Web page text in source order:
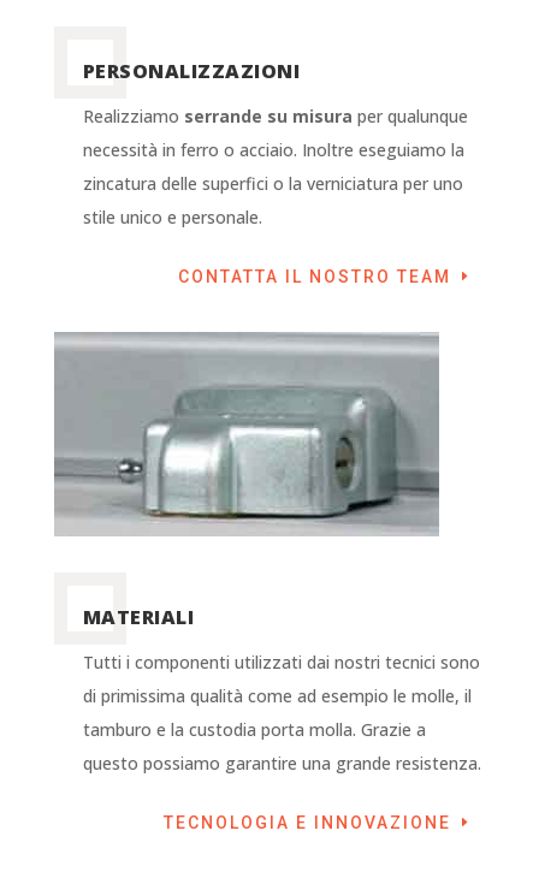
PERSONALIZZAZIONI
Realizziamo serrande su misura per qualunque
necessità in ferro o acciaio. Inoltre eseguiamo la
zincatura delle superfici o la verniciatura per uno
stile unico e personale.
CONTATTA IL NOSTRO TEAM
MATERIALI
Tutti i componenti utilizzati dai nostri tecnici sono
di primissima qualità come ad esempio le molle, il
tamburo e la custodia porta molla. Grazie a
questo possiamo garantire una grande resistenza.
TECNOLOGIA E INNOVAZIONE